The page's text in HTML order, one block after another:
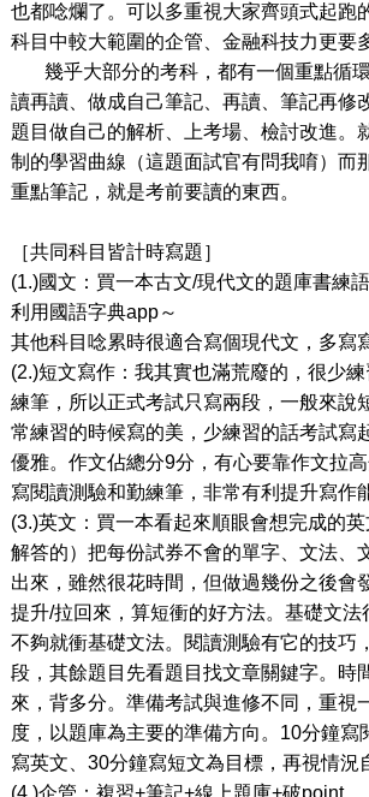
也都唸爛了。可以多重視大家齊頭式起跑
科目中較大範圍的企管、金融科技力更要
幾乎大部分的考科，都有一個重點循
讀再讀、做成自己筆記、再讀、筆記再修
題目做自己的解析、上考場、檢討改進。
制的學習曲線（這題面試官有問我唷）而
重點筆記，就是考前要讀的東西。
［共同科目皆計時寫題］
(1.)國文：買一本古文/現代文的題庫書練
利用國語字典app～
其他科目唸累時很適合寫個現代文，多寫
(2.)短文寫作：我其實也滿荒廢的，很少
練筆，所以正式考試只寫兩段，一般來說
常練習的時候寫的美，少練習的話考試寫
優雅。作文佔總分9分，有心要靠作文拉
寫閱讀測驗和勤練筆，非常有利提升寫作
(3.)英文：買一本看起來順眼會想完成的
解答的）把每份試券不會的單字、文法、
出來，雖然很花時間，但做過幾份之後會
提升/拉回來，算短衝的好方法。基礎文法
不夠就衝基礎文法。閱讀測驗有它的技巧
段，其餘題目先看題目找文章關鍵字。時
來，背多分。準備考試與進修不同，重視
度，以題庫為主要的準備方向。10分鐘寫
寫英文、30分鐘寫短文為目標，再視情況
(4.)企管：複習+筆記+線上題庫+破point